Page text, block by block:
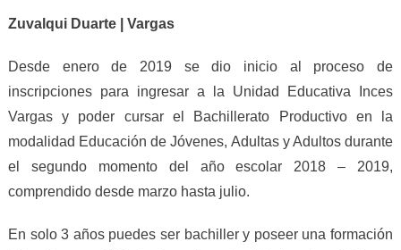
Zuvalqui Duarte | Vargas
Desde enero de 2019 se dio inicio al proceso de
inscripciones para ingresar a la Unidad Educativa Inces
Vargas y poder cursar el Bachillerato Productivo en la
modalidad Educación de Jóvenes, Adultas y Adultos durante
el segundo momento del año escolar 2018 – 2019,
comprendido desde marzo hasta julio.
En solo 3 años puedes ser bachiller y poseer una formación